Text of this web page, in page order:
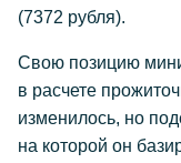
(7372 рубля).
Свою позицию
в расчете
изменилось, но
на которой он